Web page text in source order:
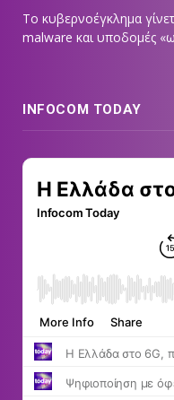
Το κυβερνοέγκλημα
malware και υποδομές
INFOCOM TODAY